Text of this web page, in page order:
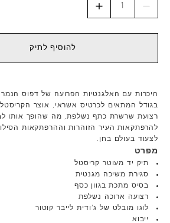
להוסיף לתיק
בגודל המתאים לכרטיס אשראי, אוצר
רצועת שרשרת כתף נשלפת, מה שהופך אותו
להרפתקאות העיר הזוהרות וההרפתקאות
לצעוד בעולם בחן.
מפרט
תיק יד מעוטר קריסטל
סגירת משיכה מגנטית
בסיס מתכת בגוון כסף
רצועה ארוכה נשלפת
לוגו מובלט של ג'ודית לייבר קוטור
ייבוא